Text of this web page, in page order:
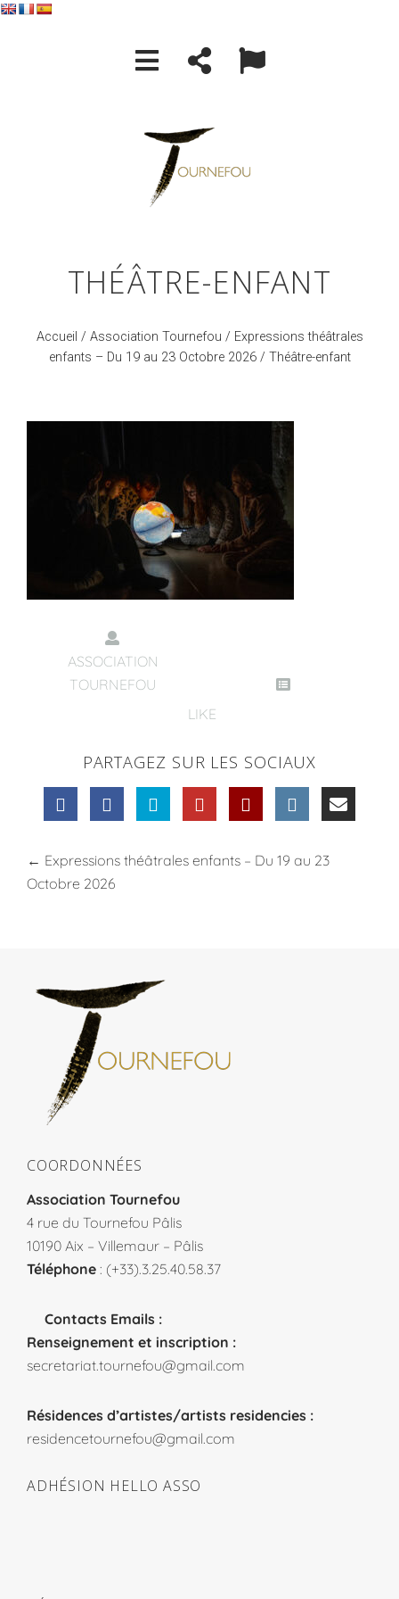
THÉÂTRE-ENFANT
Accueil / Association Tournefou / Expressions théâtrales
enfants – Du 19 au 23 Octobre 2026/ Théâtre-enfant
ASSOCIATION
TOURNEFOU
LIKE
PARTAGEZ SUR LES SOCIAUX
← Expressions théâtrales enfants – Du 19 au 23
Octobre 2026
COORDONNÉES
Association Tournefou
4 rue du Tournefou Pâlis
10190 Aix – Villemaur – Pâlis
Téléphone : (+33).3.25.40.58.37
Contacts Emails :
Renseignement et inscription :
secretariat.tournefou@gmail.com
Résidences d’artistes/artists residencies :
residencetournefou@gmail.com
ADHÉSION HELLO ASSO